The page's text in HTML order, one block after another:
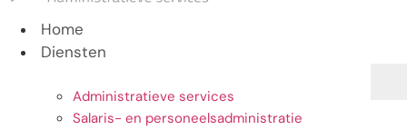
Home
Diensten
Administratieve services
Salaris- en personeelsadministratie